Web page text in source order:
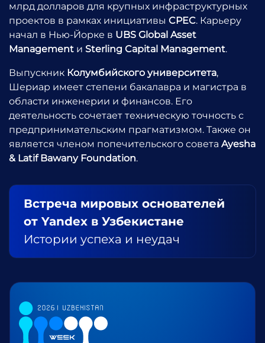
млрд долларов для крупных инфраструктурных
проектов в рамках инициативы CPEC. Карьеру
начал в Нью-Йорке в UBS Global Asset
Management и Sterling Capital Management.
Выпускник Колумбийского университета,
Шериар имеет степени бакалавра и магистра в
области инженерии и финансов. Его
деятельность сочетает техническую точность с
предпринимательским прагматизмом. Также он
является членом попечительского совета Ayesha
& Latif Bawany Foundation.
Встреча мировых основателей
от Yandex в Узбекистане
Истории успеха и неудач